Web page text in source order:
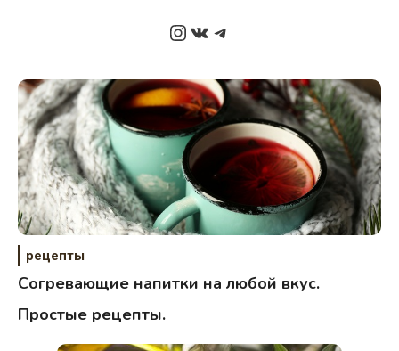
Instagram
ВКонтакте
Telegram
рецепты
Согревающие напитки на любой вкус.
Простые рецепты.